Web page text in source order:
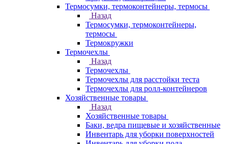
Термосумки, термоконтейнеры, термосы
Назад
Термосумки, термоконтейнеры,
термосы
Термокружки
Термочехлы
Назад
Термочехлы
Термочехлы для расстойки теста
Термочехлы для ролл-контейнеров
Хозяйственные товары
Назад
Хозяйственные товары
Баки, ведра пищевые и хозяйственные
Инвентарь для уборки поверхностей